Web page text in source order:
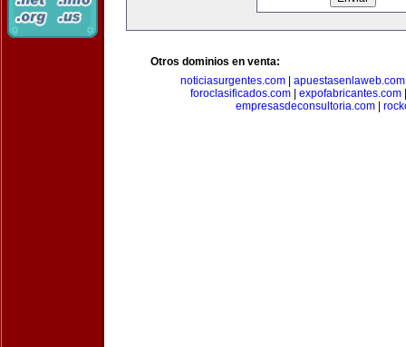
Otros dominios en venta:
noticiasurgentes.com| apuestasenlaweb.com
foroclasificados.com
expofabricantes.com
empresasdeconsultoria.com